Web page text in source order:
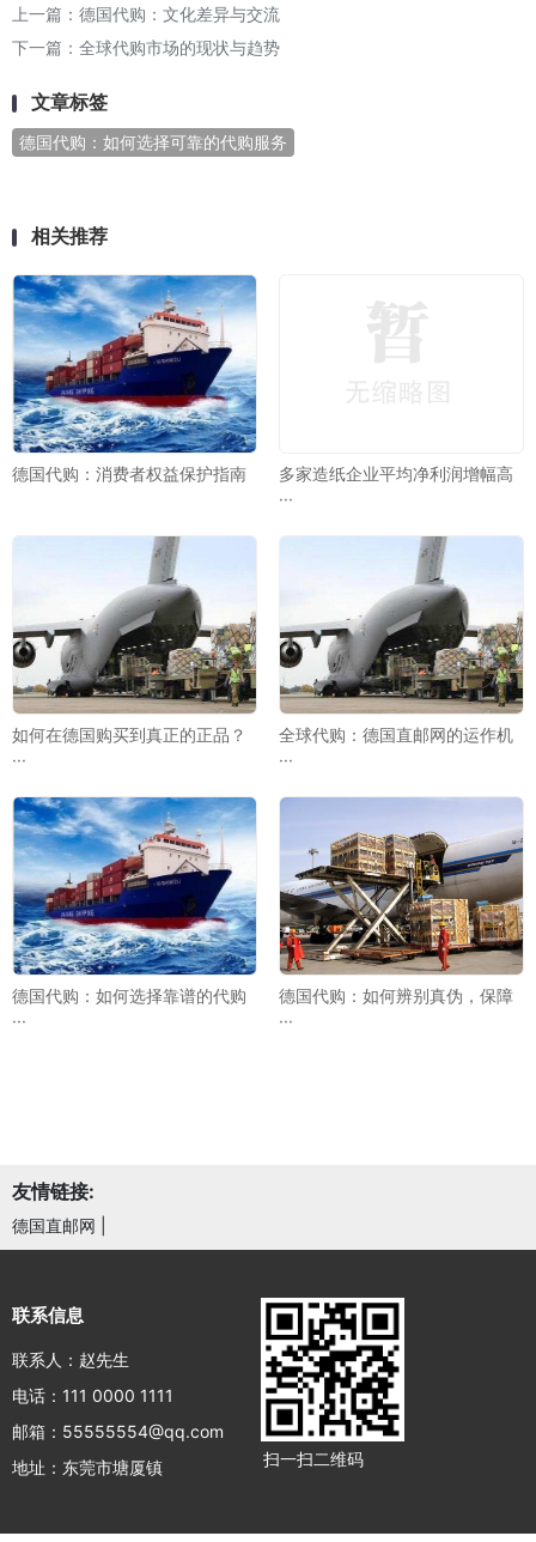
上一篇： 德国代购：文化差异与交流
下一篇： 全球代购市场的现状与趋势
文章标签
德国代购：如何选择可靠的代购服务
相关推荐
德国代购：消费者权益保护指南
多家造纸企业平均净利润增幅高
···
如何在德国购买到真正的正品？
···
全球代购：德国直邮网的运作机
···
德国代购：如何选择靠谱的代购
···
德国代购：如何辨别真伪，保障
···
友情链接:
德国直邮网
联系信息
联系人：赵先生
电话：111 0000 1111
邮箱：55555554@qq.com
地址：东莞市塘厦镇
扫一扫二维码